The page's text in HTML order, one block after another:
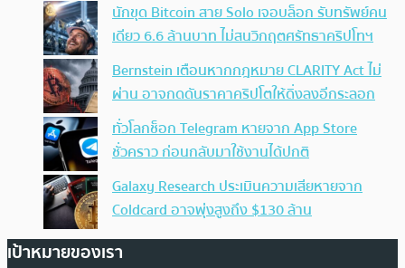
นักขุด Bitcoin สาย Solo เจอบล็อก รับทรัพย์คน
เดียว 6.6 ล้านบาท ไม่สนวิกฤตศรัทธาคริปโทฯ
Bernstein เตือนหากกฎหมาย CLARITY Act ไม่
ผ่าน อาจกดดันราคาคริปโตให้ดิ่งลงอีกระลอก
ทั่วโลกช็อก Telegram หายจาก App Store
ชั่วคราว ก่อนกลับมาใช้งานได้ปกติ
Galaxy Research ประเมินความเสียหายจาก
Coldcard อาจพุ่งสูงถึง $130 ล้าน
เป้าหมายของเรา